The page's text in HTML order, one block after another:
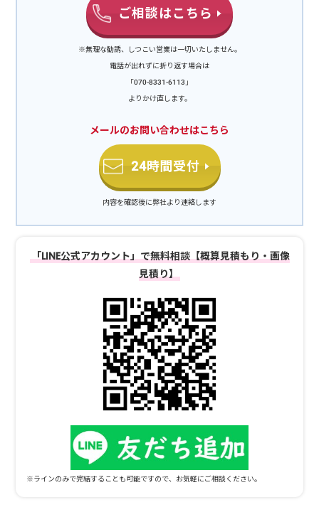
ご相談はこちら
※無理な勧誘、しつこい営業は一切いたしません。
電話が出れずに折り返す場合は
「070-8331-6113」
よりかけ直します。
メールのお問い合わせはこちら
24時間受付
内容を確認後に弊社より連絡します
「LINE公式アカウント」で無料相談【概算見積もり・画像
見積り】
※ラインのみで完結することも可能ですので、お気軽にご相談ください。